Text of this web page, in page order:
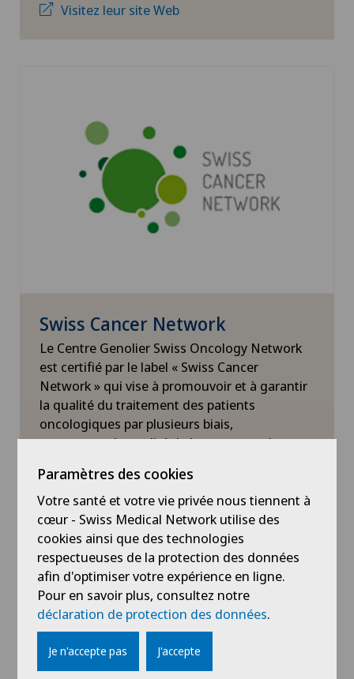
Visitez leur site Web
Swiss Cancer Network
Le Centre Genolier Swiss Oncology Network
est certifié par le label « Swiss Cancer
Network » qui vise à promouvoir et à garantir
la qualité du traitement des patients
oncologiques par plusieurs biais,
notamment la qualité de la structure, du
Nos spécialistes
À la Clinique de Genolier, des collaborateurs sont
dédiés à la qualité de notre établissement, tant
Paramètres des cookies
Votre santé et votre vie privée nous tiennent à
cœur - Swiss Medical Network utilise des
cookies ainsi que des technologies
respectueuses de la protection des données
afin d'optimiser votre expérience en ligne.
Pour en savoir plus, consultez notre
déclaration de protection des données.
Je n'accepte pas J'accepte